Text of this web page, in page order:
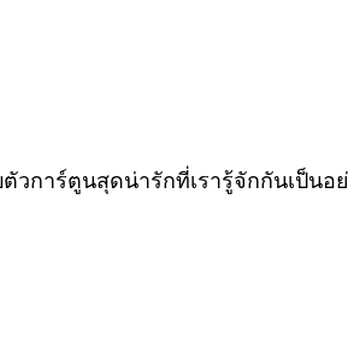
วการ์ตูนสุดน่ารักที่เรารู้จักกันเป็